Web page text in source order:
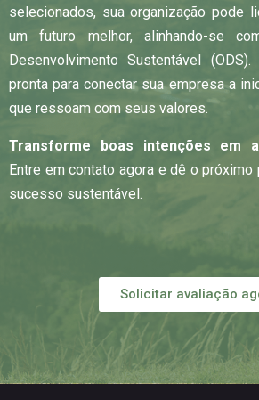
selecionados, sua organização pode
um futuro melhor, alinhando-se
Desenvolvimento Sustentável
pronta para conectar sua empresa a
que ressoam com seus valores.
Transforme boas intenções em
Entre em contato agora e dê o
sucesso sustentável.
Solicitar avaliação